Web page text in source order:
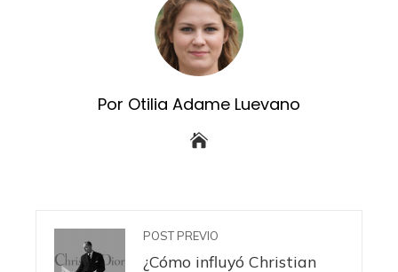
Por Otilia Adame Luevano
POST PREVIO
¿Cómo influyó Christian